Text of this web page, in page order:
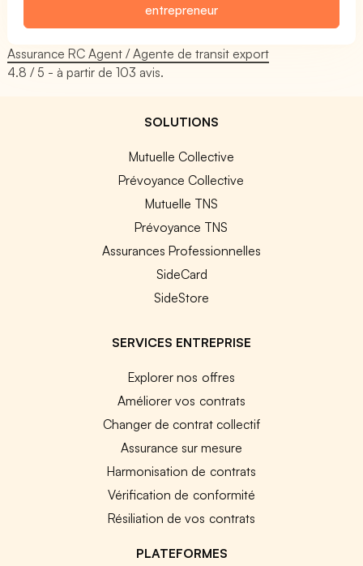
entrepreneur
Assurance RC Agent / Agente de transit export
4.8 / 5 - à partir de103 avis.
SOLUTIONS
Mutuelle Collective
Prévoyance Collective
Mutuelle TNS
Prévoyance TNS
Assurances Professionnelles
SideCard
SideStore
SERVICES ENTREPRISE
Explorer nos offres
Améliorer vos contrats
Changer de contrat collectif
Assurance sur mesure
Harmonisation de contrats
Vérification de conformité
Résiliation de vos contrats
PLATEFORMES